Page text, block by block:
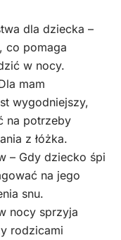
dla dziecka –
co pomaga
w nocy.
mam
wygodniejszy,
na potrzeby
z łóżka.
– Gdy dziecko śpi
na jego
snu.
nocy sprzyja
rodzicami